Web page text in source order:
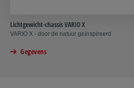
Lichtgewicht-chassis VARIO X
VARIO X - door de natuur geïnspireerd
Gegevens